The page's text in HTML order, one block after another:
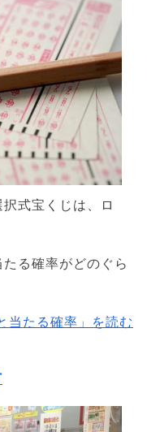
式宝くじは、ロ
る確率がどのぐら
当たる確率」を読む